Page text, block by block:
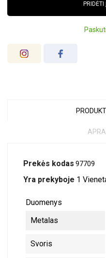
PRIDĖTI
Prekės kodas 97709
Yra prekyboje 1
Duomenys
Metalas
Svoris